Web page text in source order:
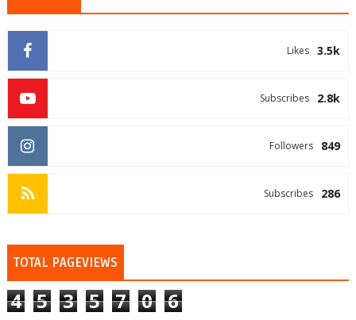
3.5k
Likes
2.8k
Subscribes
849
Followers
286
Subscribes
TOTAL PAGEVIEWS
4 5 3 5 7 0 6